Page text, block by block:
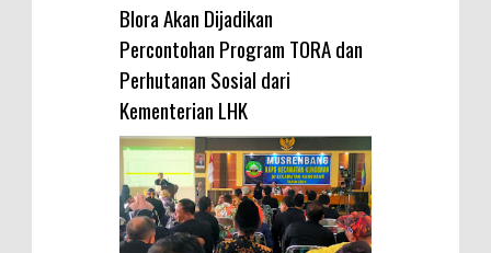
Blora Akan Dijadikan
Percontohan Program TORA dan
Perhutanan Sosial dari
Kementerian LHK